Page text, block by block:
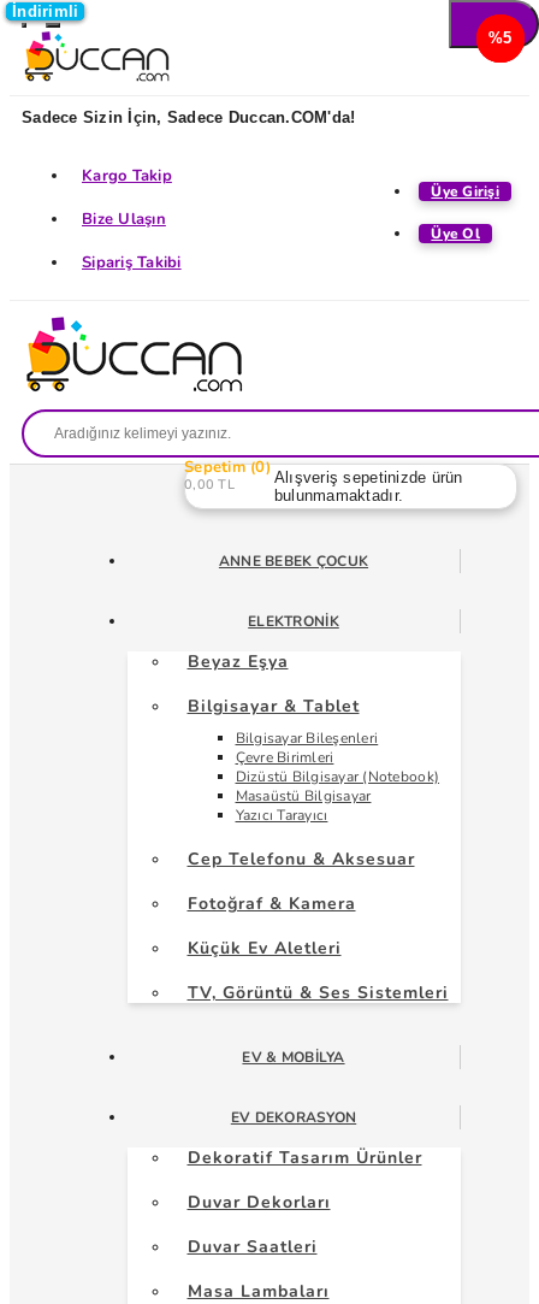
Sadece Sizin İçin, Sadece Duccan.COM'da!
Üye Girişi
Üye Ol
Kargo Takip
Bize Ulaşın
Sipariş Takibi
Sepetim 0
0,00 TL
Alışveriş sepetinizde ürün
bulunmamaktadır.
ANNE BEBEK ÇOCUK
ELEKTRONIK
Beyaz Eşya
Bilgisayar & Tablet
Bilgisayar Bileşenleri
Çevre Birimleri
Dizüstü Bilgisayar (Notebook)
Masaüstü Bilgisayar
Yazıcı Tarayıcı
Cep Telefonu & Aksesuar
Fotoğraf & Kamera
Küçük Ev Aletleri
TV, Görüntü & Ses Sistemleri
EV & MOBILYA
EV DEKORASYON
Dekoratif Tasarım Ürünler
Duvar Dekorları
Duvar Saatleri
Masa Lambaları
%5
İndirimli
%5
İndirimli
%5
İndirimli
%5
İndirimli